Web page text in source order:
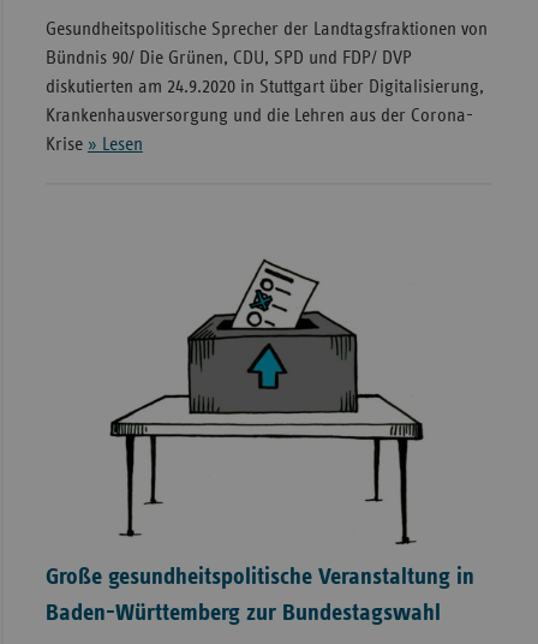
Gesundheitspolitische Sprecher der Landtagsfraktionen von
Bündnis 90/ Die Grünen, CDU, SPD und FDP/ DVP
diskutierten am 24.9.2020 in Stuttgart über Digitalisierung,
Krankenhausversorgung und die Lehren aus der Corona-
Krise » Lesen
Große gesundheitspolitische Veranstaltung in
Baden-Württemberg zur Bundestagswahl